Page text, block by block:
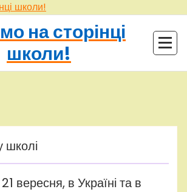
на сторінці
школи!
вересня, в Україні та в